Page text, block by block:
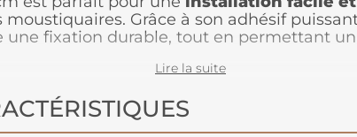
moustiquaires. Grâce à son adhésif
une fixation durable, tout en permettant un
de matière pour de multiples
la moustiquaire. Le ruban scratch blanc
à vos installations, tout en offrant une
Lire la suite